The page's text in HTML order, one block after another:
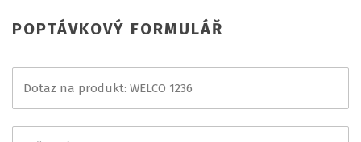
POPTÁVKOVÝ FORMULÁŘ